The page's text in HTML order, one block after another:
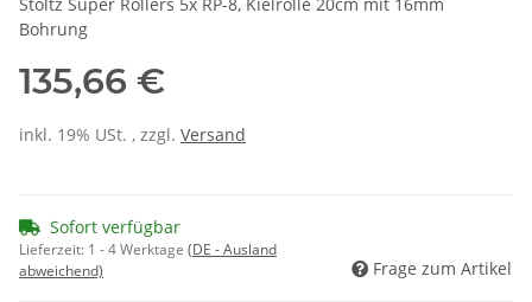
Bohrung
135,66 €
inkl. 19% USt. , zzgl. Versand
Sofort verfügbar
Lieferzeit: 1 - 4 Werktage (DE - Ausland
abweichend)
Frage zum Artikel